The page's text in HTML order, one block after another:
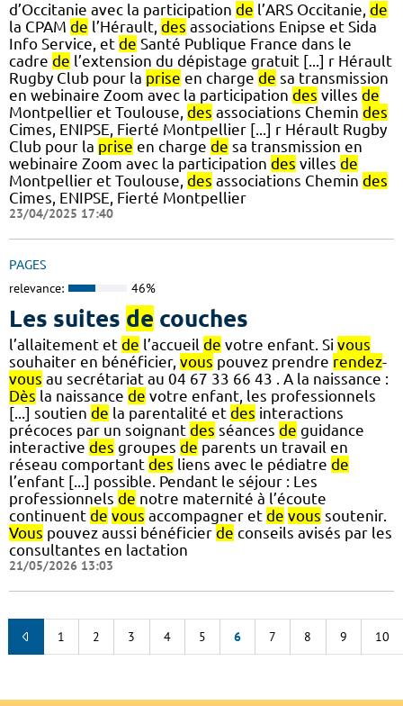
d’Occitanie avec la participation de l’ARS Occitanie, de
la CPAM de l’Hérault, des associations Enipse et Sida
Info Service, et de Santé Publique France dans le
cadre de l’extension du dépistage gratuit [...] r Hérault
Rugby Club pour la prise en charge de sa transmission
en webinaire Zoom avec la participation des villes de
Montpellier et Toulouse, des associations Chemin des
Cimes, ENIPSE, Fierté Montpellier [...] r Hérault Rugby
Club pour la prise en charge de sa transmission en
webinaire Zoom avec la participation des villes de
Montpellier et Toulouse, des associations Chemin des
Cimes, ENIPSE, Fierté Montpellier
23/04/2025 17:40
PAGES
relevance: 46%
Les suites de couches
l’allaitement et de l’accueil de votre enfant. Si vous
souhaiter en bénéficier, vous pouvez prendre rendez-
vous au secrétariat au 04 67 33 66 43 . A la naissance :
Dès la naissance de votre enfant, les professionnels
[...] soutien de la parentalité et des interactions
précoces par un soignant des séances de guidance
interactive des groupes de parents un travail en
réseau comportant des liens avec le pédiatre de
l’enfant [...] possible. Pendant le séjour : Les
professionnels de notre maternité à l’écoute
continuent de vous accompagner et de vous soutenir.
Vous pouvez aussi bénéficier de conseils avisés par les
consultantes en lactation
21/05/2026 13:03
1 2 3 4 5 6 7 8 9 10